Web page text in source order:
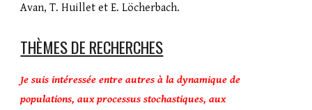
Avan, T. Huillet et E. Löcherbach.
THÈMES DE RECHERCHES
Je suis intéressée entre autres à la dynamique de
populations, aux processus stochastiques, aux